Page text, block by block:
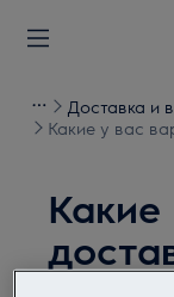
Доставка и
Какие у вас